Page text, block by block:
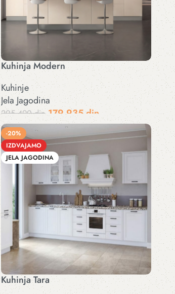
Kuhinja Modern
Kuhinje
Jela Jagodina
205.490din 179.935din
Dodaj u korpu
-20%
IZDVAJAMO
JELA JAGODINA
Kuhinja Tara